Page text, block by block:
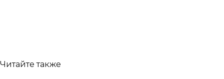
Читайте также